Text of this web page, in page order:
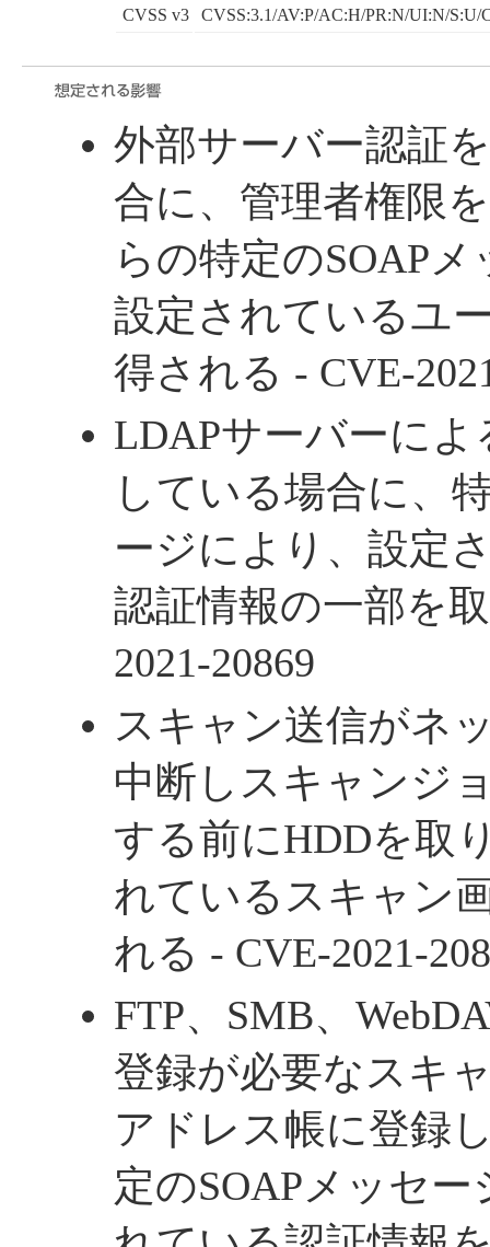
CVSS v3 CVSS:3.1/AV:P/AC:H/PR:N/UI:N/S:U/
外部サーバー認証
合に、管理者権限
らの特定のSOAP
設定されているユ
得される - CVE-
LDAPサーバーに
している場合に、
ージにより、設定
認証情報の一部を
2021-20869
スキャン送信がネ
中断しスキャンジ
する前にHDDを取
れているスキャン
れる - CVE-2021-
FTP、SMB、
登録が必要なスキ
アドレス帳に登録
定のSOAPメッセ